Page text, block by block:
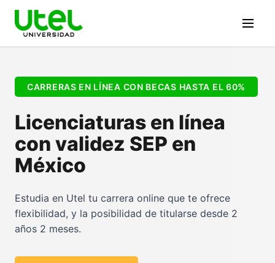
CARRERAS EN LÍNEA CON BECAS HASTA EL 60%
Licenciaturas en línea
con validez SEP en
México
Estudia en Utel tu carrera online que te ofrece
flexibilidad, y la posibilidad de titularse desde 2
años 2 meses.